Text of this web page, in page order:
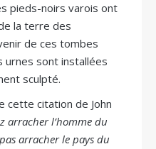
pieds-noirs varois ont
la terre des
de ces tombes
urnes sont installées
sculpté.
cette citation de John
arracher l’homme du
arracher le pays du